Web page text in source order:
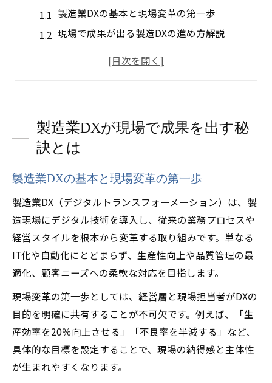
製造業DXの基本と現場変革の第一歩
現場で成果が出る製造DXの進め方解説
製造業DX導入で得られる実践的メリット
製造業DX最前線の実践例と現場の変化
生産現場が変わる製造DX最新導入事例
製造現場でDXはどこまで進化するのか
製造業DX事例から学ぶ現場改革の要点
進まない製造業DXの壁を乗り越える方法
製造業DXが進まない理由と突破策を解説
製造現場でDXが停滞する主な障壁とは
製造業DXの課題を明確化するポイント
現場・経営層の壁を超える製造DX戦略
製造業DX推進を阻む問題の可視化手法
自社に合う製造業DX推進の進め方ガイド
自社に最適な製造業DX導入計画の立て方
製造業DXが現場で成果を出す秘
訣とは
製造業DXの基本と現場変革の第一歩
製造業DX（デジタルトランスフォーメーション）は、製
造現場にデジタル技術を導入し、従来の業務プロセスや
経営スタイルを根本から変革する取り組みです。単なる
IT化や自動化にとどまらず、生産性向上や品質管理の最
適化、顧客ニーズへの柔軟な対応を目指します。
現場変革の第一歩としては、経営層と現場担当者がDXの
目的を明確に共有することが不可欠です。例えば、「生
産効率を20％向上させる」「不良率を半減する」など、
具体的な目標を設定することで、現場の納得感と主体性
が生まれやすくなります。